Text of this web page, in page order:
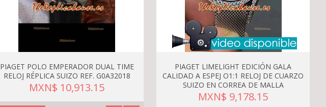
PIAGET POLO EMPERADOR DUAL TIME
RELOJ RÉPLICA SUIZO REF. G0A32018
MXN$ 10,913.15
PIAGET LIMELIGHT EDICIÓN GALA
CALIDAD A ESPEJ O1:1 RELOJ DE CUARZO
SUIZO EN CORREA DE MALLA
MXN$ 9,178.15